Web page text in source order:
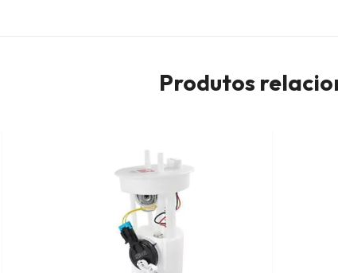
Produtos